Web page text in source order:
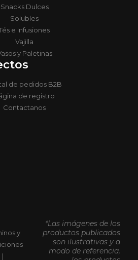
Snacks Dulces
Solubles
e Infusiones
Vajilla
y Paletinas
de pedidos B2B
de registro
Contactanos
y
|
*Las imágenes de los
productos publicados
son ilustrativas y a
modo de referencia,